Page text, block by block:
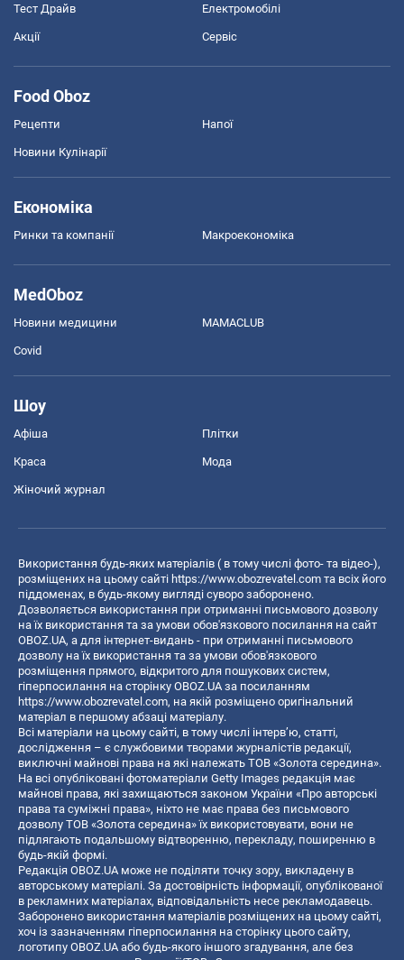
Тест Драйв Електромобілі
Акції Сервіс
Food Oboz
Рецепти Напої
Новини Кулінарії
Економіка
Ринки та компанії Макроекономіка
MedOboz
Новини медицини MAMACLUB
Covid
Шоу
Афіша Плітки
Краса Мода
Жіночий журнал
Використання будь-яких матеріалів ( в тому числі фото- та відео-),
розміщених на цьому сайті https://www.obozrevatel.com та всіх його
піддоменах, в будь-якому вигляді суворо заборонено.
Дозволяється використання при отриманні письмового дозволу
на їх використання та за умови обов'язкового посилання на сайт
OBOZ.UA, а для інтернет-видань - при отриманні письмового
дозволу на їх використання та за умови обов'язкового
розміщення прямого, відкритого для пошукових систем,
гіперпосилання на сторінку OBOZ.UA за посиланням
https://www.obozrevatel.com, на якій розміщено оригінальний
матеріал в першому абзаці матеріалу.
Всі матеріали на цьому сайті, в тому числі інтерв’ю, статті,
дослідження – є службовими творами журналістів редакції,
виключні майнові права на які належать ТОВ «Золота середина».
На всі опубліковані фотоматеріали Getty Images редакція має
майнові права, які захищаються законом України «Про авторські
права та суміжні права», ніхто не має права без письмового
дозволу ТОВ «Золота середина» їх використовувати, вони не
підлягають подальшому відтворенню, перекладу, поширенню в
будь-якій формі.
Редакція OBOZ.UA може не поділяти точку зору, викладену в
авторському матеріалі. За достовірність інформації, опублікованої
в рекламних матеріалах, відповідальність несе рекламодавець.
Заборонено використання матеріалів розміщених на цьому сайті,
хоч із зазначенням гіперпосилання на сторінку цього сайту,
логотипу OBOZ.UA або будь-якого іншого згадування, але без